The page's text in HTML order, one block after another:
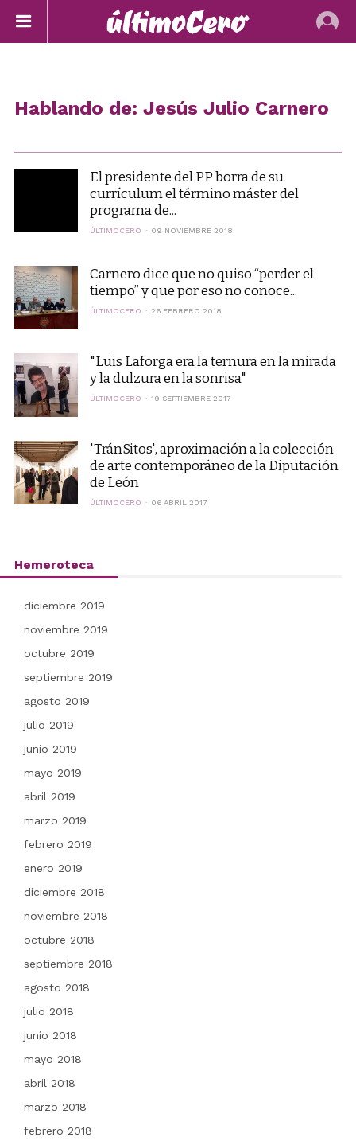
Hablando de: Jesús Julio Carnero
El presidente del PP borra de su
currículum el término máster del
programa de...
ÚLTIMOCERO 09 NOVIEMBRE 2018
Carnero dice que no quiso “perder el
tiempo” y que por eso no conoce...
ÚLTIMOCERO 26 FEBRERO 2018
"Luis Laforga era la ternura en la mirada
y la dulzura en la sonrisa"
ÚLTIMOCERO 19 SEPTIEMBRE 2017
'TránSitos', aproximación a la colección
de arte contemporáneo de la Diputación
de León
ÚLTIMOCERO 06 ABRIL 2017
Hemeroteca
diciembre 2019
noviembre 2019
octubre 2019
septiembre 2019
agosto 2019
julio 2019
junio 2019
mayo 2019
abril 2019
marzo 2019
febrero 2019
enero 2019
diciembre 2018
noviembre 2018
octubre 2018
septiembre 2018
agosto 2018
julio 2018
junio 2018
mayo 2018
abril 2018
marzo 2018
febrero 2018